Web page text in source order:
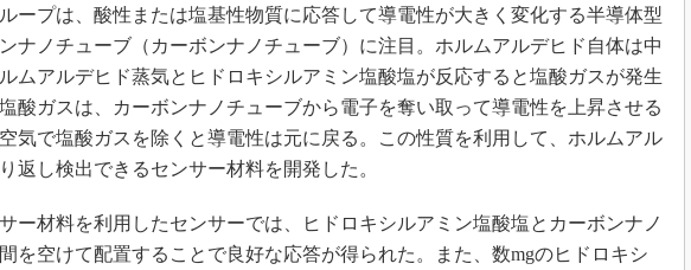
イノベーション
製造業ビッグデータ
メイドインジャパン
植物工場
グローバル設計・開発
ープは、酸性または塩基性物質に応答して導電性が大きく変化する半導体型
ナノチューブ（カーボンナノチューブ）に注目。ホルムアルデヒド自体は中
ムアルデヒド蒸気とヒドロキシルアミン塩酸塩が反応すると塩酸ガスが発生
酸ガスは、カーボンナノチューブから電子を奪い取って導電性を上昇させる
気で塩酸ガスを除くと導電性は元に戻る。この性質を利用して、ホルムアル
返し検出できるセンサー材料を開発した。
ー材料を利用したセンサーでは、ヒドロキシルアミン塩酸塩とカーボンナノ
を空けて配置することで良好な応答が得られた。また、数mgのヒドロキシ